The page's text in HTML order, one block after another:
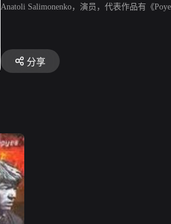
Anatoli Salimonenko，演员，代表作品有《
分享